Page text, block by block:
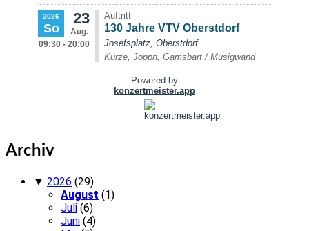
Archiv
▼ 2026 (29)
August (1)
Juli (6)
Juni (4)